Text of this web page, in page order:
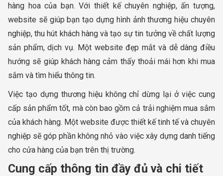
hàng hoa của bạn. Với thiết kế chuyên nghiệp, ấn tượng,
website sẽ giúp bạn tạo dựng hình ảnh thương hiệu chuyên
nghiệp, thu hút khách hàng và tạo sự tin tưởng về chất lượng
sản phẩm, dịch vụ. Một website đẹp mắt và dễ dàng điều
hướng sẽ giúp khách hàng cảm thấy thoải mái hơn khi mua
sắm và tìm hiểu thông tin.
Việc tạo dựng thương hiệu không chỉ dừng lại ở việc cung
cấp sản phẩm tốt, mà còn bao gồm cả trải nghiệm mua sắm
của khách hàng. Một website được thiết kế tinh tế và chuyên
nghiệp sẽ góp phần không nhỏ vào việc xây dựng danh tiếng
cho cửa hàng của bạn trên thị trường.
Cung cấp thông tin đầy đủ và chi tiết